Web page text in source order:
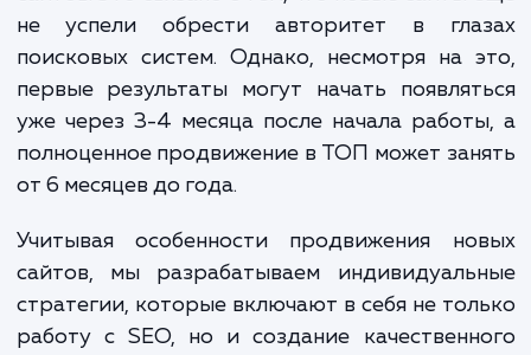
стабильный рост трафика и улучшение позиций в
поисковых системах.
Мы строим индивидуальную стратегию для каждого
учитывая уникальные потребности и цели вашего
Наша цель - обеспечить вашему сайту наиболее
ЗАКАЗАТЬ УСЛУГИ